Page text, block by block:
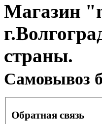
Магазин
страны.
Cамовывоз
Обратная связь